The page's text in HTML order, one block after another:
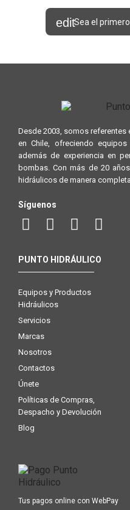
Sea el
Desde 2003, somos
en Chile, ofreciendo
además de experiencia en
bombas. Con más de 20
hidráulicos de manera
Síguenos
PUNTO HIDRÁULICO
Equipos y Productos
Hidráulicos
Servicios
Marcas
Nosotros
Contactos
Únete
Políticas de Compras,
Despacho y Devolución
Blog
Tus pagos online con WebPay